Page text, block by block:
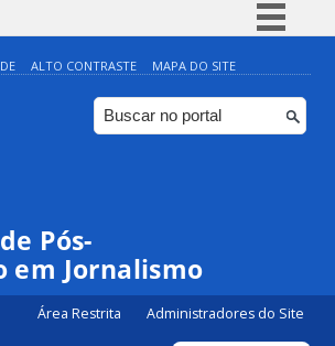
Simplifique!
Comunica BR
Participe
ALTO CONTRASTE MAPA DO SITE
Pós-
em Jornalismo
Área Restrita Administradores do Site